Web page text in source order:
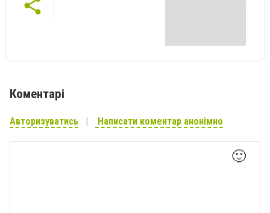
Коментарі
Авторизуватись Написати коментар анонімно
🙂